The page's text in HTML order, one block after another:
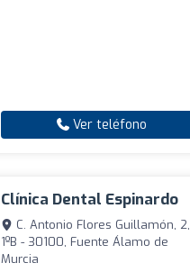
Ver teléfono
Clínica Dental Espinardo
C. Antonio Flores Guillamón, 2,
1ºB - 30100, Fuente Álamo de
Murcia